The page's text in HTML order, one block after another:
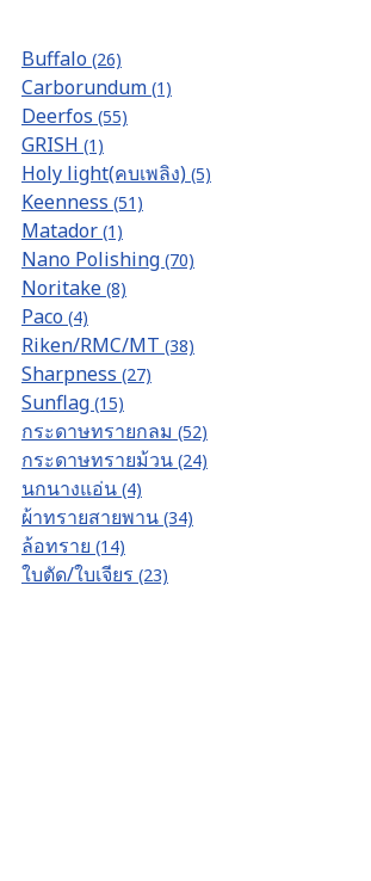
Buffalo (26)
Carborundum (1)
Deerfos (55)
GRISH (1)
Holy light(คบเพลิง) (5)
Keenness (51)
Matador (1)
Nano Polishing (70)
Noritake (8)
Paco (4)
Riken/RMC/MT (38)
Sharpness (27)
Sunflag (15)
กระดาษทรายกลม (52)
กระดาษทรายม้วน (24)
นกนางแอ่น (4)
ผ้าทรายสายพาน (34)
ล้อทราย (14)
ใบตัด/ใบเจียร (23)